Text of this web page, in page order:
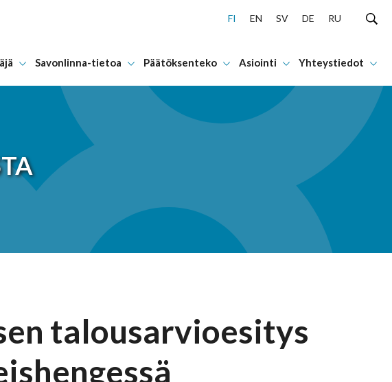
FI EN SV DE RU
Savonlinna-tietoa Päätöksenteko Asiointi Yhteystiedot
talousarvioesitys